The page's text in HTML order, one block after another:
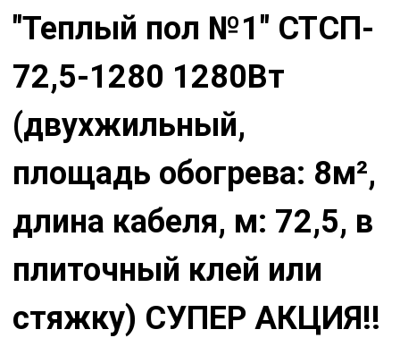
"Теплый пол №1" СТСП-
72,5-1280 1280Вт
(двухжильный,
площадь обогрева: 8м²,
длина кабеля, м: 72,5, в
плиточный клей или
стяжку) СУПЕР АКЦИЯ!!